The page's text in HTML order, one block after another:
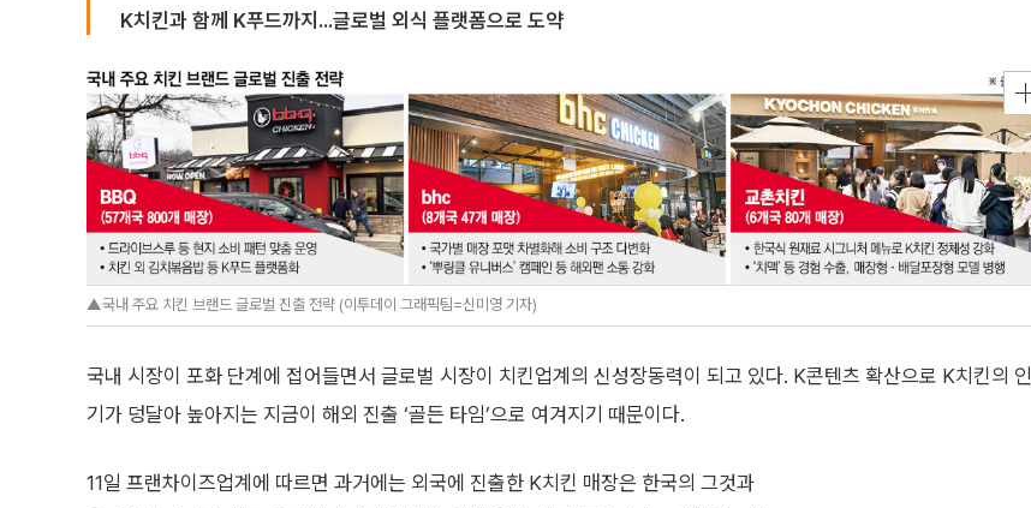
K치킨과 함께 K푸드까지...글로벌 외식 플랫폼으로 도약
▲국내 주요 치킨 브랜드 글로벌 진출 전략 (이투데이 그래픽팀=신미영 기자)
국내 시장이 포화 단계에 접어들면서 글로벌 시장이 치킨업계의 신성장동력이 되고 있다. K콘텐츠 확산으로 K치킨의 인
기가 덩달아 높아지는 지금이 해외 진출 ‘골든 타임’으로 여겨지기 때문이다.
11일 프랜차이즈업계에 따르면 과거에는 외국에 진출한 K치킨 매장은 한국의 그것과